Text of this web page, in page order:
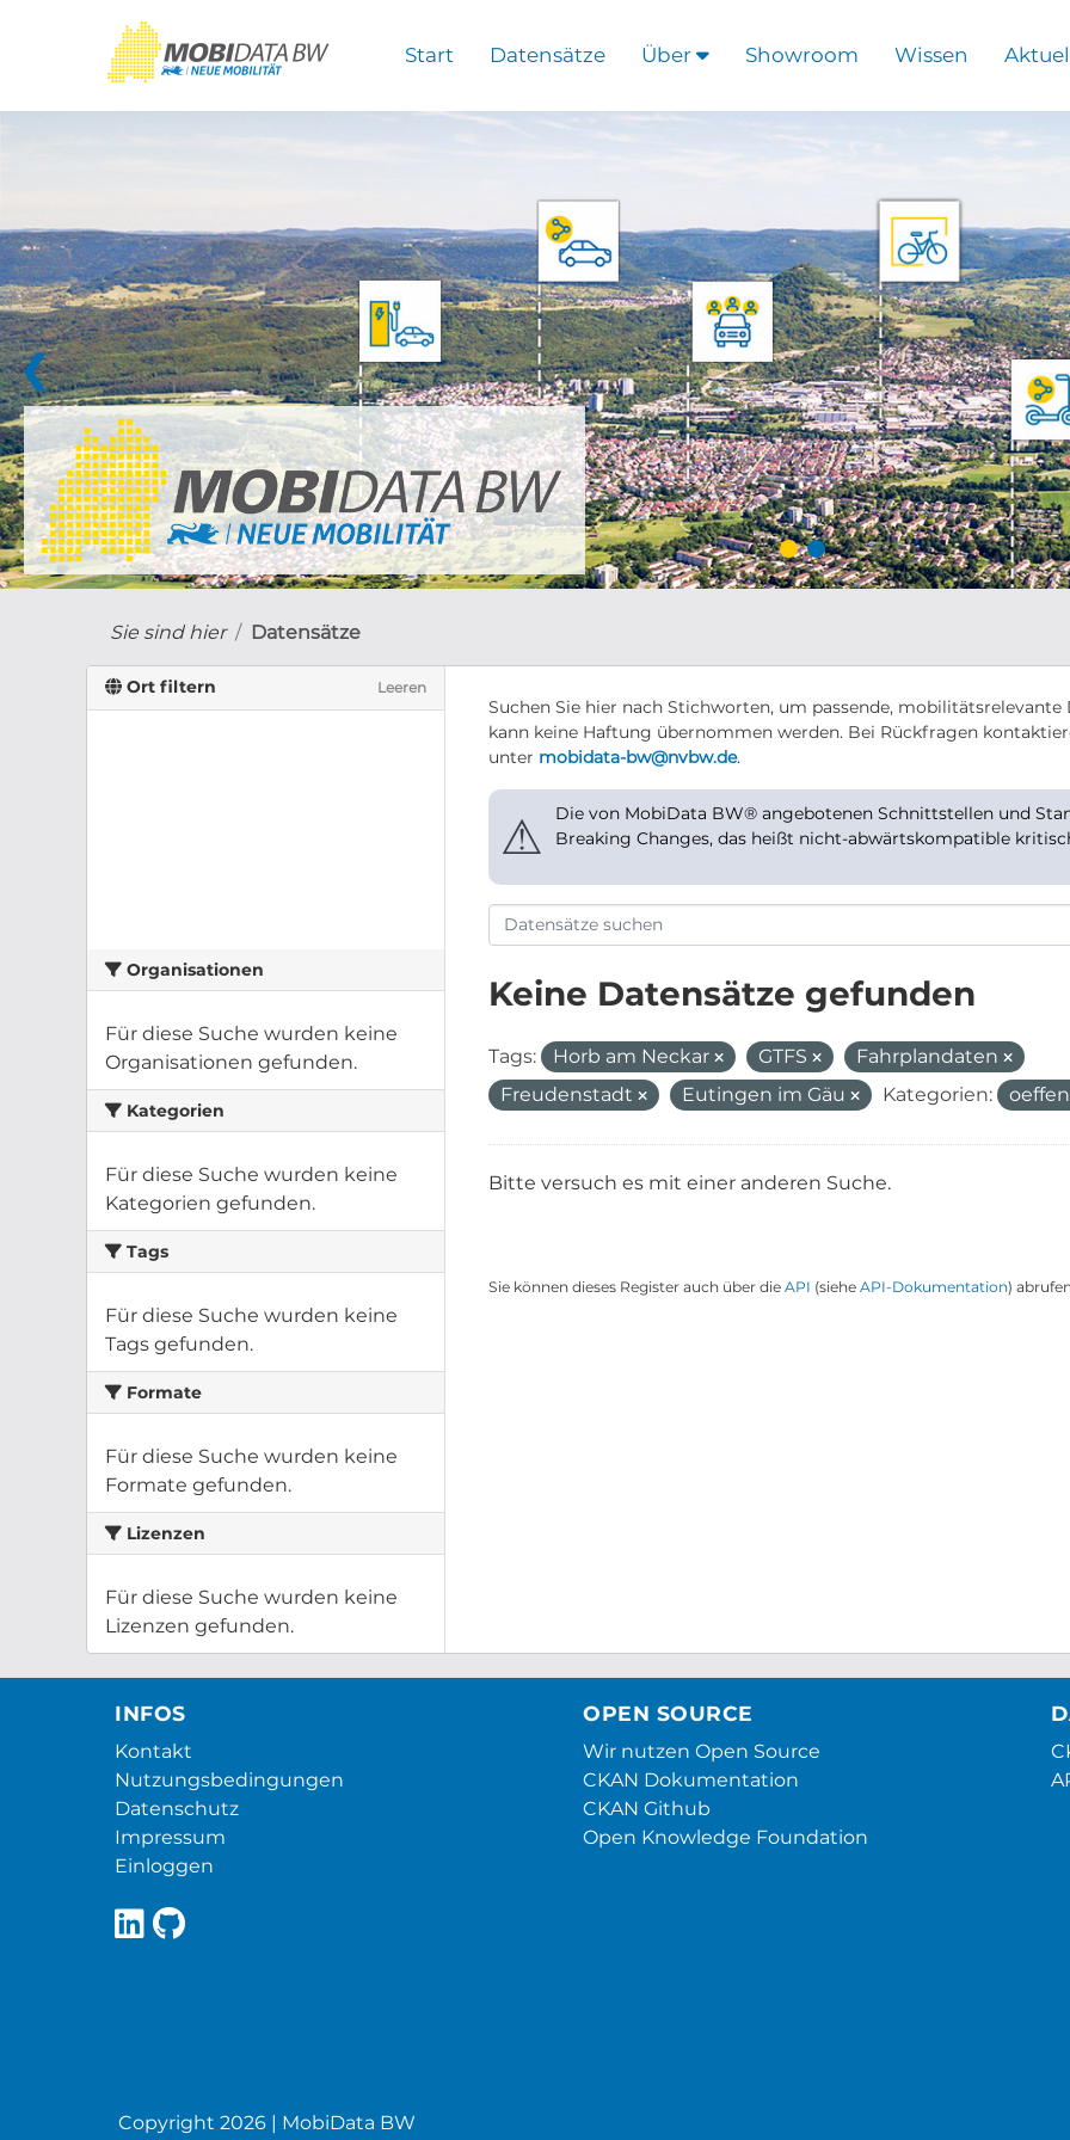
Start Datensätze Über Showroom Wissen
❮
Sie sind hier Datensätze
Ort filtern Leeren
Organisationen
Für diese Suche wurden keine
Organisationen gefunden.
Kategorien
Für diese Suche wurden keine
Kategorien gefunden.
Tags
Für diese Suche wurden keine
Tags gefunden.
Formate
Für diese Suche wurden keine
Formate gefunden.
Lizenzen
Für diese Suche wurden keine
Lizenzen gefunden.
Suchen Sie hier nach Stichworten, um passende,
kann keine Haftung übernommen werden. Bei Rückfragen
unter mobidata-bw@nvbw.de.
⚠
Die von MobiData BW® angebotenen Schnittstellen und
Breaking Changes, das heißt nicht-abwärtskompatible
Keine Datensätze gefunden
Tags: Horb am Neckar GTFS
Fahrplandaten
Freudenstadt
Eutingen im Gäu Kategorien:
Bitte versuch es mit einer anderen Suche.
Sie können dieses Register auch über die API (siehe API-Dokumentation)
INFOS
Kontakt
Nutzungsbedingungen
Datenschutz
Impressum
Einloggen
OPEN SOURCE
Wir nutzen Open Source
CKAN Dokumentation
CKAN Github
Open Knowledge Foundation
Copyright 2026 | MobiData BW